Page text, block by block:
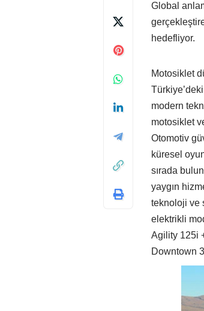
Global
hedefliyor.
Motosiklet
modern
motosiklet
Otomotiv
küresel
sırada
yaygın
teknoloji ve
elektrikli
Agility 125i
Downtown